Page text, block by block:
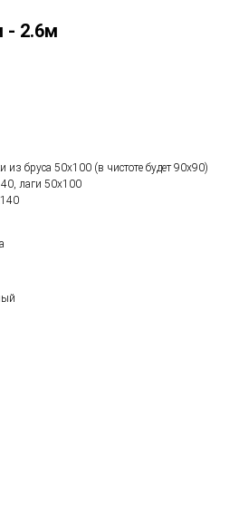
- 2.6м
бруса 50х100 (в чистоте будет 90х90)
лаги 50х100